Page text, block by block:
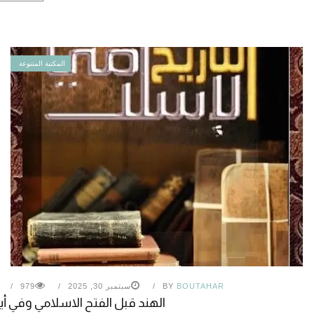
المكتبة المتنوعة
BY BOUTAHAR سبتمبر 30, 2025 979
الهند قبل الفتح الاسلامي وفي